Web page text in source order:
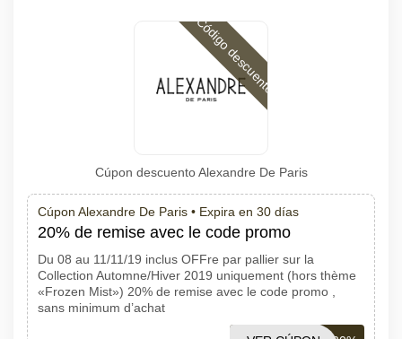
Código descuento
Cúpon descuento Alexandre De Paris
Cúpon Alexandre De Paris • Expira en 30 días
20% de remise avec le code promo
Du 08 au 11/11/19 inclus OFFre par pallier sur la
Collection Automne/Hiver 2019 uniquement (hors thème
«Frozen Mist») 20% de remise avec le code promo ,
sans minimum d’achat